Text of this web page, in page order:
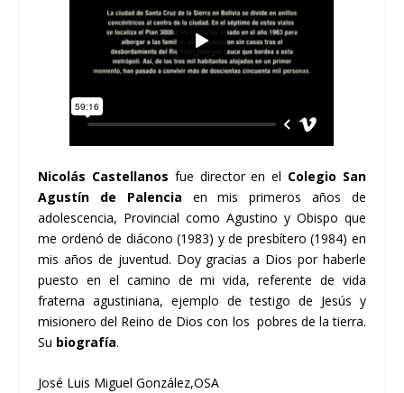
Nicolás Castellanos fue director en el Colegio San
Agustín de Palencia en mis primeros años de
adolescencia, Provincial como Agustino y Obispo que
me ordenó de diácono (1983) y de presbítero (1984) en
mis años de juventud. Doy gracias a Dios por haberle
puesto en el camino de mi vida, referente de vida
fraterna agustiniana, ejemplo de testigo de Jesús y
misionero del Reino de Dios con los pobres de la tierra.
Su biografía.
José Luis Miguel González,OSA